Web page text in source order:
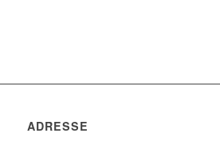
ADRESSE